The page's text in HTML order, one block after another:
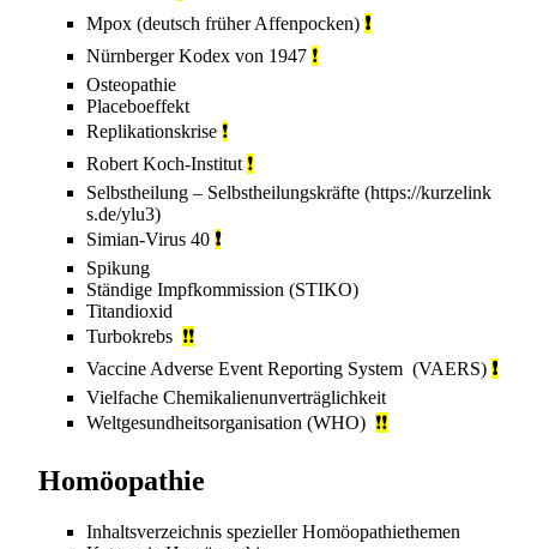
Mpox (deutsch früher Affenpocken) ❗
Nürnberger Kodex von 1947 ❗
Osteopathie
Placeboeffekt
Replikationskrise ❗
Robert Koch-Institut ❗
Selbstheilung – Selbstheilungskräfte
Simian-Virus 40 ❗
Spikung
Ständige Impfkommission (STIKO)
Titandioxid‎‎
Turbokrebs ❗❗
Vaccine Adverse Event Reporting System (VAERS) ❗
Vielfache Chemikalienunverträglichkeit
Weltgesundheitsorganisation (WHO) ❗❗
Homöopathie
Inhaltsverzeichnis spezieller Homöopathiethemen